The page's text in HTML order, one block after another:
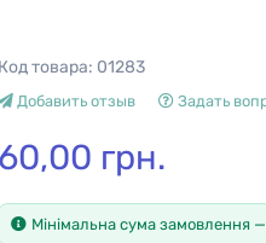
Код товара: 01283
Добавить отзыв Задать
60,00 грн.
Мінімальна сума замовлення